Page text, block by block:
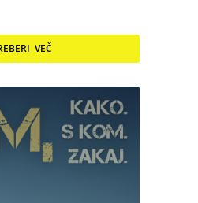
VEČ